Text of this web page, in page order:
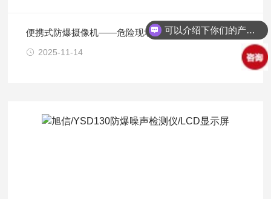
便携式防爆摄像机——危险现场的视觉卫士
2025-11-14
可以介绍下你们的产品么？